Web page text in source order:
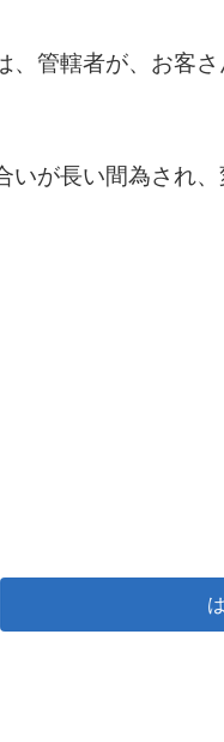
、管轄者が、お客
が長い間為され